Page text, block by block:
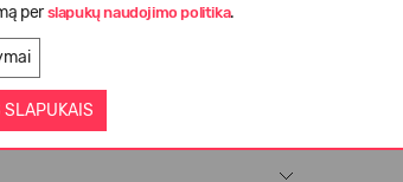
perslapukų naudojimo politika.